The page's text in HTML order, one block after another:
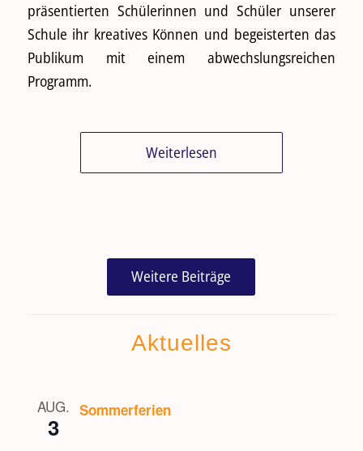
präsentierten Schülerinnen und Schüler unserer
Schule ihr kreatives Können und begeisterten das
Publikum mit einem abwechslungsreichen
Programm.
Weiterlesen
Weitere Beiträge
Aktuelles
AUG.
3
Sommerferien